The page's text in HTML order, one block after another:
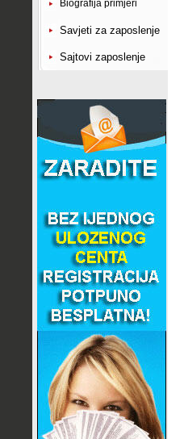
Biografija primjeri
Savjeti za zaposlenje
Sajtovi zaposlenje